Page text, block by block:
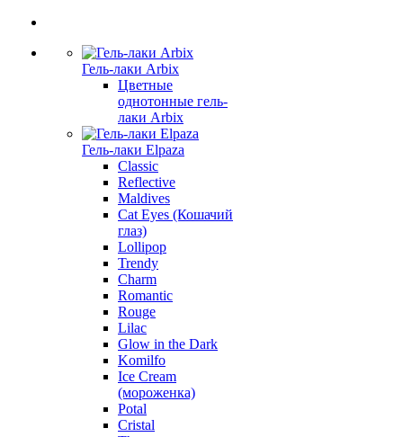
Гель-лаки Arbix
Цветные
однотонные гель-
лаки Arbix
Гель-лаки Elpaza
Classic
Reflective
Maldives
Cat Eyes (Кошачий
глаз)
Lollipop
Trendy
Charm
Romantic
Rouge
Lilac
Glow in the Dark
Komilfo
Ice Cream
(мороженка)
Potal
Cristal